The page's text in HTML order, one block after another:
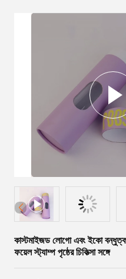
কাস্টমাইজড লোগো এবং ইকো
ফয়েল স্ট্যাম্প পৃষ্ঠের চিকিত্সা সঙ্গে